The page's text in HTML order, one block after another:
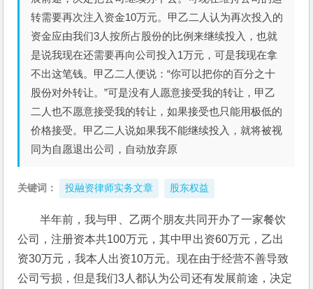
转需要再次注入资金10万元。甲乙二人认为再次投入的
资金应由我们3人按所占股份的比例来继续投入，也就
是说我现在还需要再向公司投入1万元，可是我现在拿
不出这笔钱。甲乙二人便说：“你可以把你的百分之十
股份对外转让。”可是没有人愿意接受我的转让，甲乙
二人也不愿意接受我的转让，如果接受也只能用极低的
价格接受。甲乙二人说如果我不能继续投入，就将被视
同为自愿退出公司，自动放弃原
关键词： 投融资律师实务文章 股东权益
半年前，我与甲、乙两个朋友共同开办了一家餐饮
公司，注册资本共100万元，其中甲出资60万元，乙出
资30万元，我本人出资10万元。现在由于经营不善导致
公司亏损，但是我们3人都认为公司还有发展前途，决定